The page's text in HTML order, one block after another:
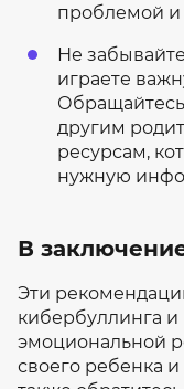
проблемой
Не
играете
другим
ресурсам,
нужную
В
Эти
кибербуллинга и
эмоциональной
своего ребенка